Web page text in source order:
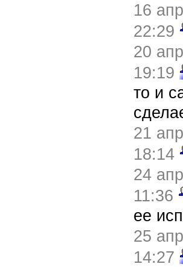
16
22:29
20
19:19
то и
21
18:14
24
11:36
ее
25
14:27